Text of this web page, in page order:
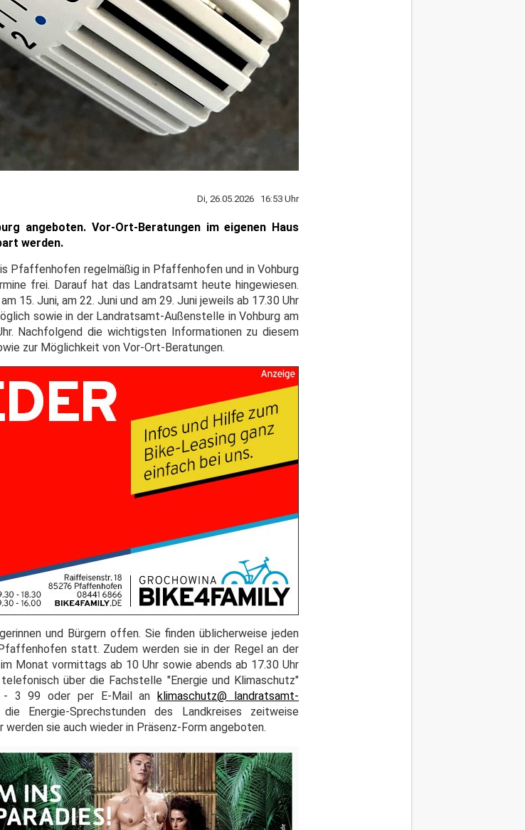
Di, 26.05.2026 16:53 Uhr
angeboten. Vor-Ort-Beratungen im eigenen Haus
werden.
Pfaffenhofen regelmäßig in Pfaffenhofen und in Vohburg
frei. Darauf hat das Landratsamt heute hingewiesen.
15. Juni, am 22. Juni und am 29. Juni jeweils ab 17.30 Uhr
sowie in der Landratsamt-Außenstelle in Vohburg am
Nachfolgend die wichtigsten Informationen zu diesem
zur Möglichkeit von Vor-Ort-Beratungen.
und Bürgern offen. Sie finden üblicherweise jeden
statt. Zudem werden sie in der Regel an der
Monat vormittags ab 10 Uhr sowie abends ab 17.30 Uhr
über die Fachstelle "Energie und Klimaschutz"
- 3 99 oder per E-Mail anklimaschutz@ landratsamt-
Energie-Sprechstunden des Landkreises zeitweise
sie auch wieder in Präsenz-Form angeboten.